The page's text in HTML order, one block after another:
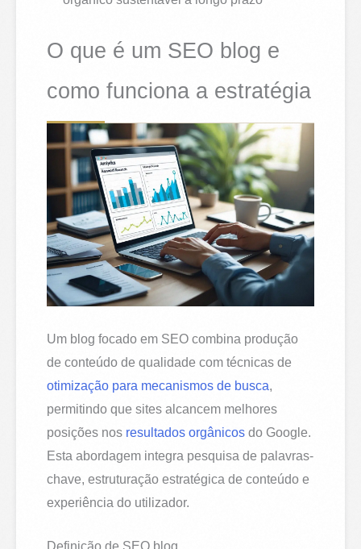
O que é um SEO blog e
como funciona a estratégia
Um blog focado em SEO combina produção
de conteúdo de qualidade com técnicas de
otimização para mecanismos de busca,
permitindo que sites alcancem melhores
posições nos resultados orgânicos do Google.
Esta abordagem integra pesquisa de palavras-
chave, estruturação estratégica de conteúdo e
experiência do utilizador.